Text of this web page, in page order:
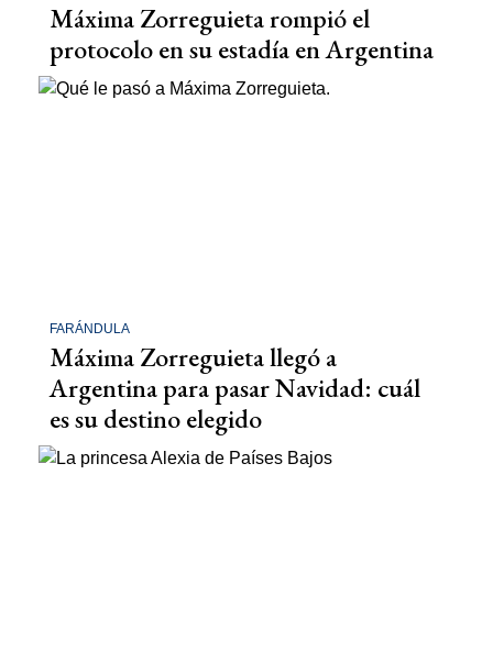
Máxima Zorreguieta rompió el
protocolo en su estadía en Argentina
FARÁNDULA
Máxima Zorreguieta llegó a
Argentina para pasar Navidad: cuál
es su destino elegido